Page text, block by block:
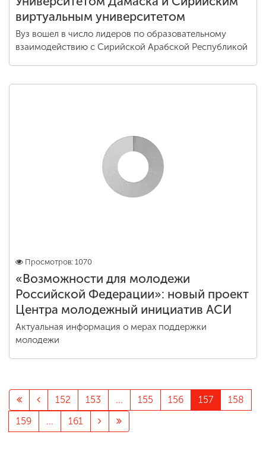
виртуальным университетом
Вуз вошел в число лидеров по образовательному
взаимодействию с Сирийской Арабской Республикой
Просмотров: 1070
«Возможности для молодежи
Российской Федерации»: новый проект
Центра молодежный инициатив АСИ
Актуальная информация о мерах поддержки
молодежи